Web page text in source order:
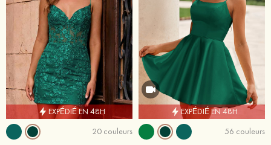
EXPÉDIÉ EN 48H
20 couleurs
EXPÉDIÉ EN 48H
56 couleurs